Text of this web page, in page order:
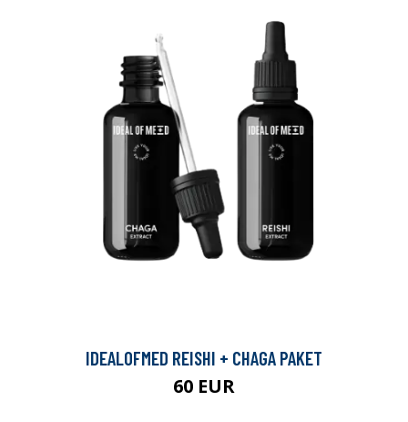
IDEALOFMED REISHI + CHAGA PAKET
60 EUR